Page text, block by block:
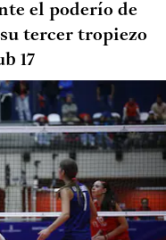
el poderío de
tercer tropiezo
17